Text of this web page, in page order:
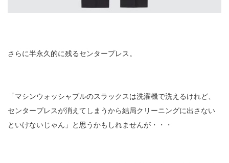
さらに半永久的に残るセンタープレス。
「マシンウォッシャブルのスラックスは洗濯機で洗えるけれど、
センタープレスが消えてしまうから結局クリーニングに出さない
といけないじゃん」と思うかもしれませんが・・・